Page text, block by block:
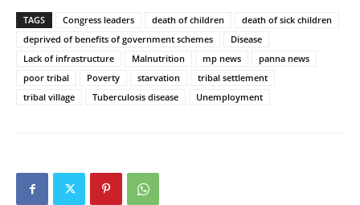
TAGS Congress leaders death of children
death of sick children
deprived of benefits of government schemes
Disease
Lack of infrastructure
Malnutrition mp news
panna news
poor tribal
Poverty starvation
tribal settlement
tribal village
Tuberculosis disease Unemployment